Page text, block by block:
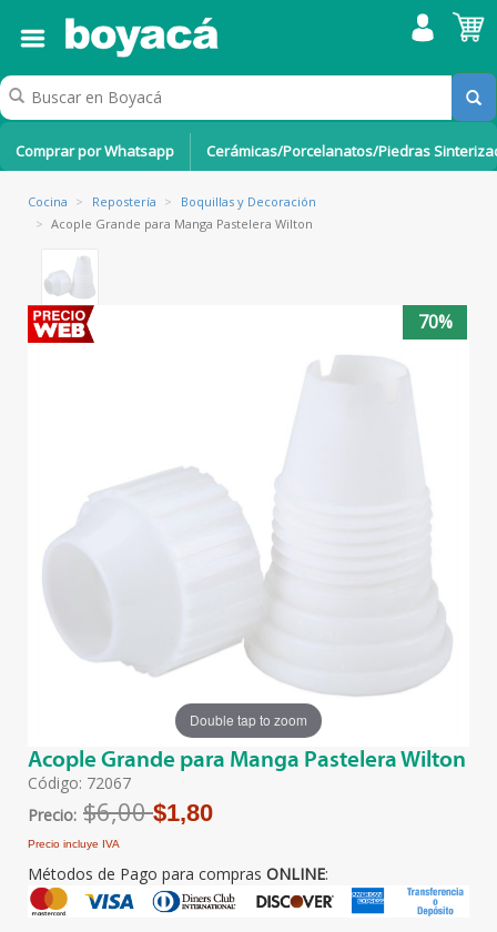
Comprar por Whatsapp Cerámicas/Porcelanatos/Piedras
Cocina > Repostería >
Boquillas y Decoración
> Acople Grande para Manga Pastelera Wilton
70%
Double tap to zoom
Acople Grande para Manga Pastelera Wilton
Código: 72067
Precio: $6,00$1,80
Precio incluye IVA
Métodos de Pago para compras ONLINE: